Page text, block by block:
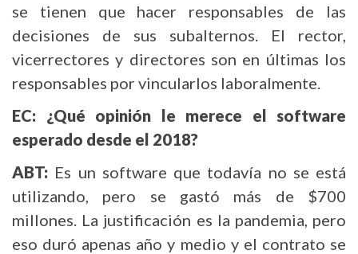
se tienen que hacer responsables de las
decisiones de sus subalternos. El rector,
vicerrectores y directores son en últimas los
responsables por vincularlos laboralmente.
EC: ¿Qué opinión le merece el software
esperado desde el 2018?
ABT: Es un software que todavía no se está
utilizando, pero se gastó más de $700
millones. La justificación es la pandemia, pero
eso duró apenas año y medio y el contrato se